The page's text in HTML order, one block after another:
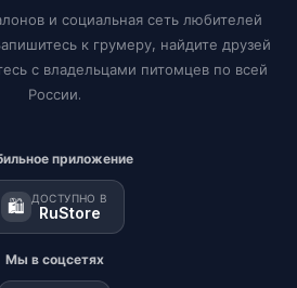
и социальная сеть любителей
к грумеру, найдите друзей
с владельцами питомцев по всей
России.
приложение
🛍️ ДОСТУПНО В
RuStore
Мы в соцсетях